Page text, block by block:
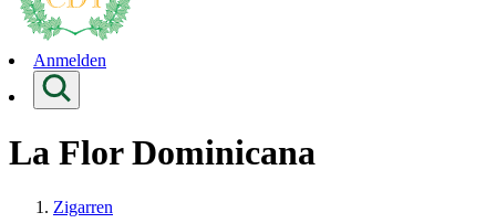
Anmelden
La Flor Dominicana
Zigarren